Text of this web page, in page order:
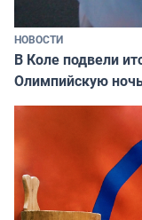
НОВОСТИ
В Коле подвели
Олимпийскую